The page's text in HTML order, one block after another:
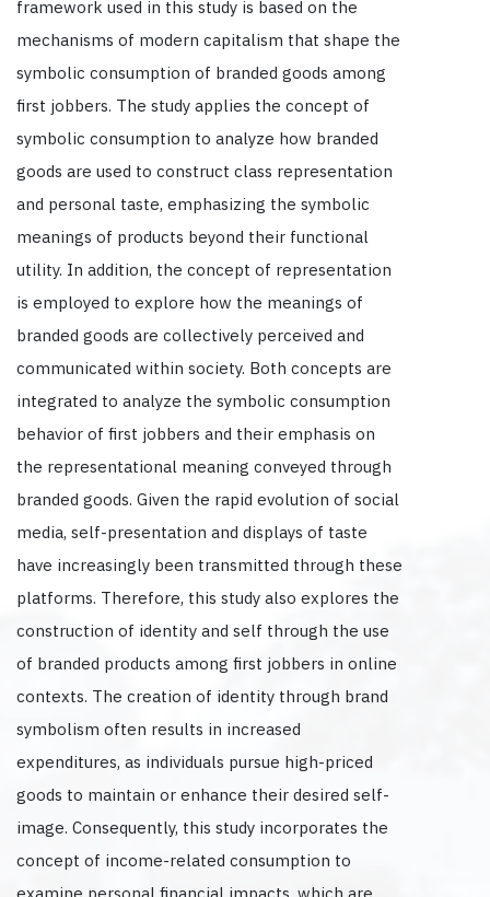
framework used in this study is based on the
mechanisms of modern capitalism that shape the
symbolic consumption of branded goods among
first jobbers. The study applies the concept of
symbolic consumption to analyze how branded
goods are used to construct class representation
and personal taste, emphasizing the symbolic
meanings of products beyond their functional
utility. In addition, the concept of representation
is employed to explore how the meanings of
branded goods are collectively perceived and
communicated within society. Both concepts are
integrated to analyze the symbolic consumption
behavior of first jobbers and their emphasis on
the representational meaning conveyed through
branded goods. Given the rapid evolution of social
media, self-presentation and displays of taste
have increasingly been transmitted through these
platforms. Therefore, this study also explores the
construction of identity and self through the use
of branded products among first jobbers in online
contexts. The creation of identity through brand
symbolism often results in increased
expenditures, as individuals pursue high-priced
goods to maintain or enhance their desired self-
image. Consequently, this study incorporates the
concept of income-related consumption to